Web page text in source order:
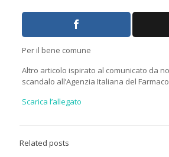
Per il bene comune
Altro articolo ispirato al comunicato da
scandalo all’Agenzia Italiana del Farmaco
Scarica l’allegato
Related posts